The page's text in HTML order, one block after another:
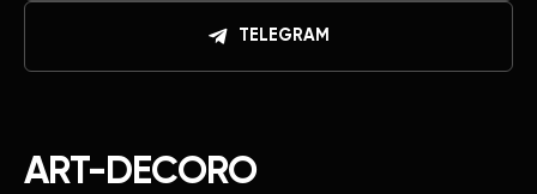
ART-DECORO
TELEGRAM